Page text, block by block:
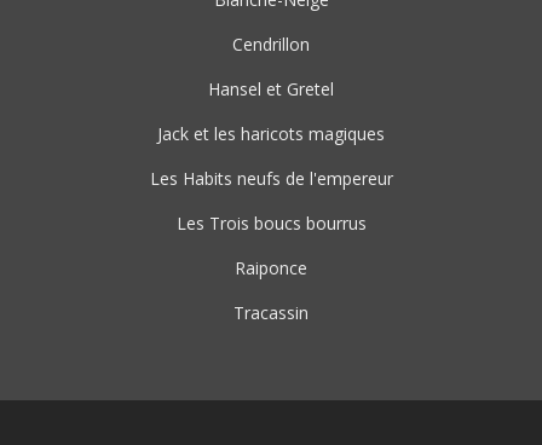
Cendrillon
Hansel et Gretel
Jack et les haricots magiques
Les Habits neufs de l'empereur
Les Trois boucs bourrus
Raiponce
Tracassin